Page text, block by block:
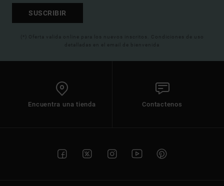
SUSCRIBIR
(*) Oferta valida online para los nuevos inscritos. Condiciones de uso
detalladas en el email de bienvenida
Encuentra una tienda Contactenos